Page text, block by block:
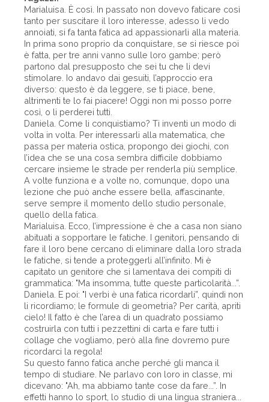
Marialuisa. È così. In passato non dovevo faticare così
tanto per suscitare il loro interesse, adesso li vedo
annoiati, si fa tanta fatica ad appassionarli alla materia.
In prima sono proprio da conquistare, se si riesce poi
è fatta, per tre anni vanno sulle loro gambe; però
partono dal presupposto che sei tu che li devi
stimolare. Io andavo dai gesuiti, l’approccio era
diverso: questo è da leggere, se ti piace, bene,
altrimenti te lo fai piacere! Oggi non mi posso porre
così, o li perderei tutti.
Daniela. Come li conquistiamo? Ti inventi un modo di
volta in volta. Per interessarli alla matematica, che
passa per materia ostica, propongo dei giochi, con
l’idea che se una cosa sembra difficile dobbiamo
cercare insieme le strade per renderla più semplice.
A volte funziona e a volte no, comunque, dopo una
lezione che può anche essere bella, affascinante,
serve sempre il momento dello studio personale,
quello della fatica.
Marialuisa. Ecco, l’impressione è che a casa non siano
abituati a sopportare le fatiche. I genitori, pensando di
fare il loro bene cercano di eliminare dalla loro strada
le fatiche, si tende a proteggerli all’infinito. Mi è
capitato un genitore che si lamentava dei compiti di
grammatica: "Ma insomma, tutte queste particolarità...”.
Daniela. E poi: "I verbi è una fatica ricordarli”, quindi non
li ricordiamo; le formule di geometria? Per carità, apriti
cielo! Il fatto è che l’area di un quadrato possiamo
costruirla con tutti i pezzettini di carta e fare tutti i
collage che vogliamo, però alla fine dovremo pure
ricordarci la regola!
Su questo fanno fatica anche perché gli manca il
tempo di studiare. Ne parlavo con loro in classe, mi
dicevano: "Ah, ma abbiamo tante cose da fare...”. In
effetti hanno lo sport, lo studio di una lingua straniera...